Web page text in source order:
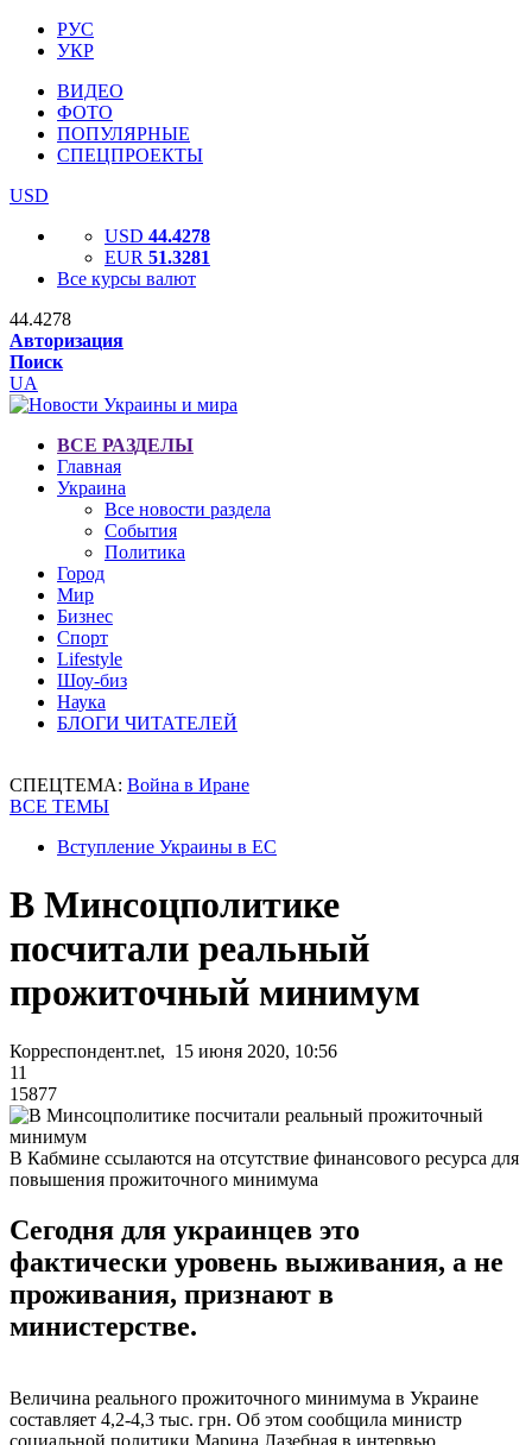
РУС
УКР
ВИДЕО
ФОТО
ПОПУЛЯРНЫЕ
СПЕЦПРОЕКТЫ
USD
USD 44.4278
EUR 51.3281
Все курсы валют
44.4278
Авторизация
Поиск
UA
ВСЕ РАЗДЕЛЫ
Главная
Украина
Все новости раздела
События
Политика
Город
Мир
Бизнес
Спорт
Lifestyle
Шоу-биз
Наука
БЛОГИ ЧИТАТЕЛЕЙ
СПЕЦТЕМА: Война в Иране
ВСЕ ТЕМЫ
Вступление Украины в ЕС
В Минсоцполитике
посчитали реальный
прожиточный минимум
Корреспондент.net, 15 июня 2020, 10:56
11
15877
В Кабмине ссылаются на отсутствие финансового ресурса для
повышения прожиточного минимума
Сегодня для украинцев это
фактически уровень выживания, а не
проживания, признают в
министерстве.
Величина реального прожиточного минимума в Украине
составляет 4,2-4,3 тыс. грн. Об этом сообщила министр
социальной политики Марина Лазебная в интервью